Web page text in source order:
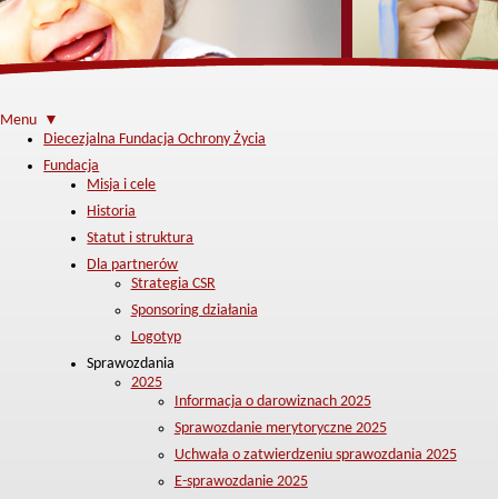
Menu ▼
Diecezjalna Fundacja Ochrony Życia
Fundacja
Misja i cele
Historia
Statut i struktura
Dla partnerów
Strategia CSR
Sponsoring działania
Logotyp
Sprawozdania
2025
Informacja o darowiznach 2025
Sprawozdanie merytoryczne 2025
Uchwała o zatwierdzeniu sprawozdania 2025
E-sprawozdanie 2025